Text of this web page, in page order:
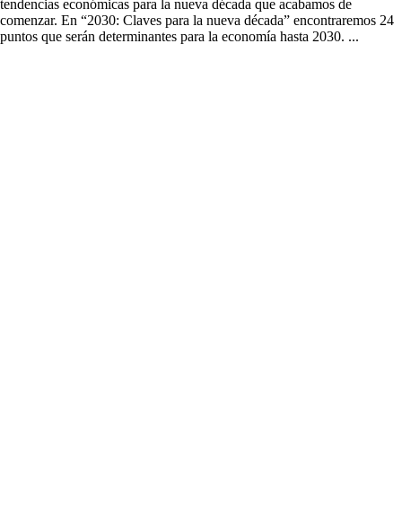
tendencias económicas para la nueva década que acabamos de
comenzar. En “2030: Claves para la nueva década” encontraremos 24
puntos que serán determinantes para la economía hasta 2030. ...